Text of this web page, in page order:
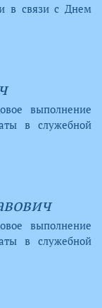
в связи с Днем
выполнение
в служебной
выполнение
в служебной